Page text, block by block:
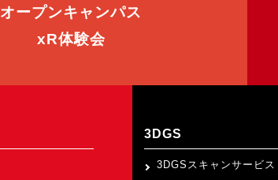
オープンキャンパス
xR体験会
3DGS
3DGSスキャンサービス